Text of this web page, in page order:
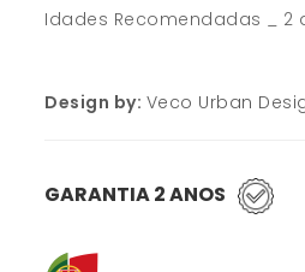
Idades Recomendadas _ 2
Design by: Veco Urban
GARANTIA 2 ANOS